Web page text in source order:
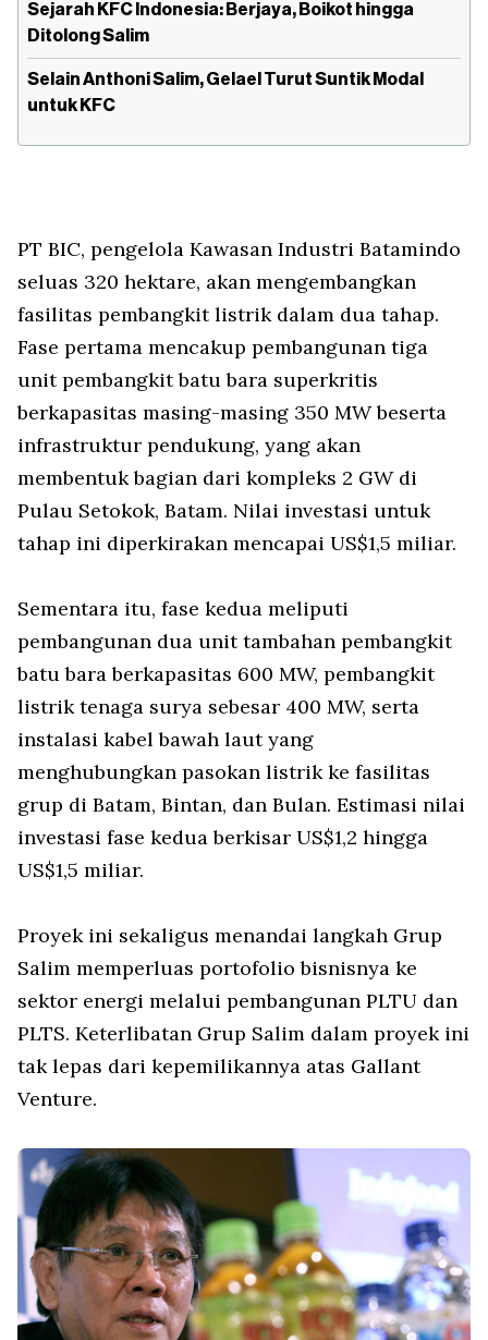
Sejarah KFC Indonesia: Berjaya, Boikot hingga
Ditolong Salim
Selain Anthoni Salim, Gelael Turut Suntik Modal
untuk KFC
PT BIC, pengelola Kawasan Industri Batamindo
seluas 320 hektare, akan mengembangkan
fasilitas pembangkit listrik dalam dua tahap.
Fase pertama mencakup pembangunan tiga
unit pembangkit batu bara superkritis
berkapasitas masing-masing 350 MW beserta
infrastruktur pendukung, yang akan
membentuk bagian dari kompleks 2 GW di
Pulau Setokok, Batam. Nilai investasi untuk
tahap ini diperkirakan mencapai US$1,5 miliar.
Sementara itu, fase kedua meliputi
pembangunan dua unit tambahan pembangkit
batu bara berkapasitas 600 MW, pembangkit
listrik tenaga surya sebesar 400 MW, serta
instalasi kabel bawah laut yang
menghubungkan pasokan listrik ke fasilitas
grup di Batam, Bintan, dan Bulan. Estimasi nilai
investasi fase kedua berkisar US$1,2 hingga
US$1,5 miliar.
Proyek ini sekaligus menandai langkah Grup
Salim memperluas portofolio bisnisnya ke
sektor energi melalui pembangunan PLTU dan
PLTS. Keterlibatan Grup Salim dalam proyek ini
tak lepas dari kepemilikannya atas Gallant
Venture.